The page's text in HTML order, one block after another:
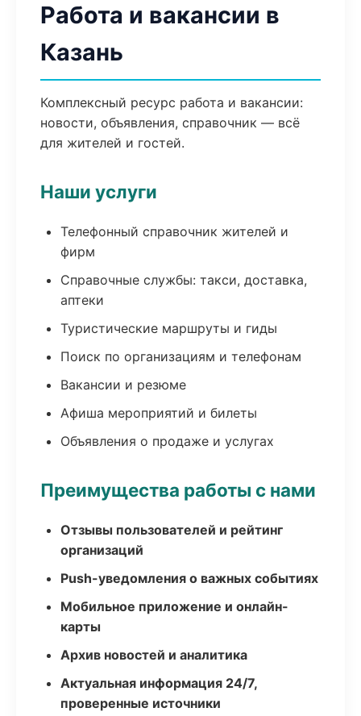
Работа и вакансии в
Казань
Комплексный ресурс работа и вакансии:
новости, объявления, справочник — всё
для жителей и гостей.
Наши услуги
Телефонный справочник жителей и
фирм
Справочные службы: такси, доставка,
аптеки
Туристические маршруты и гиды
Поиск по организациям и телефонам
Вакансии и резюме
Афиша мероприятий и билеты
Объявления о продаже и услугах
Преимущества работы с нами
Отзывы пользователей и рейтинг
организаций
Push-уведомления о важных событиях
Мобильное приложение и онлайн-
карты
Архив новостей и аналитика
Актуальная информация 24/7,
проверенные источники